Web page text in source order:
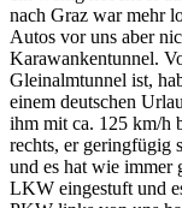
nach Graz war mehr
Autos vor uns aber
Karawankentunnel.
Gleinalmtunnel ist,
einem deutschen
ihm mit ca. 125 km/h
rechts, er geringfügig
und es hat wie immer
LKW eingestuft und